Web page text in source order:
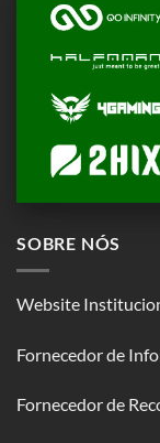
SOBRE NÓS
Website
Fornecedor de
Fornecedor de